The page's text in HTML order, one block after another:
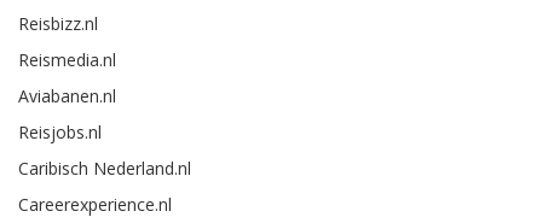
Reisbizz.nl
Reismedia.nl
Aviabanen.nl
Reisjobs.nl
Caribisch Nederland.nl
Careerexperience.nl